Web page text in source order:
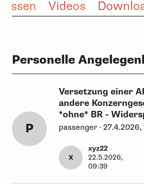
Videos
Personelle
P
Versetzung einer
andere
*ohne* BR -
passenger · 27.4.2026,
X
xyz22
22.5.2026,
09:39